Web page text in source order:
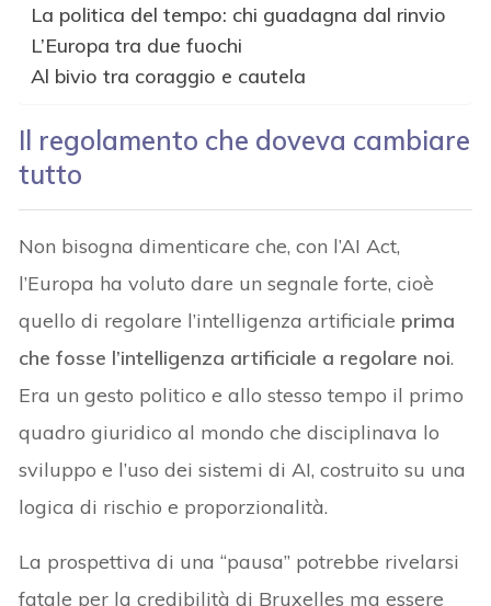
La politica del tempo: chi guadagna dal rinvio
L’Europa tra due fuochi
Al bivio tra coraggio e cautela
Il regolamento che doveva cambiare
tutto
Non bisogna dimenticare che, con l’AI Act,
l’Europa ha voluto dare un segnale forte, cioè
quello di regolare l’intelligenza artificiale prima
che fosse l’intelligenza artificiale a regolare noi.
Era un gesto politico e allo stesso tempo il primo
quadro giuridico al mondo che disciplinava lo
sviluppo e l’uso dei sistemi di AI, costruito su una
logica di rischio e proporzionalità.
La prospettiva di una “pausa” potrebbe rivelarsi
fatale per la credibilità di Bruxelles ma essere